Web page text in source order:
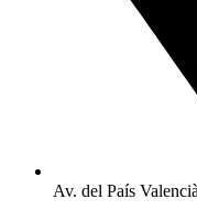
Av. del País